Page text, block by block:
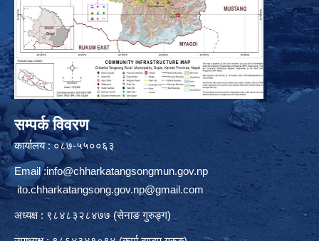
सम्पर्क विवरण
कार्यालय : ०८७-५५००६३
Email :info@chharkatangsongmun.gov.np
ito.chharkatangsong.gov.np@gmail.com
अध्यक्ष : ९८४८३२८४७७ (सेनाङ गुरुङ्ग)